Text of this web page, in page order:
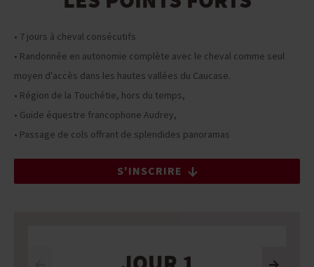
• 7 jours à cheval consécutifs
• Randonnée en autonomie complète avec le cheval comme seul
moyen d'accès dans les hautes vallées du Caucase.
• Région de la Touchétie, hors du temps,
• Guide équestre francophone Audrey,
• Passage de cols offrant de splendides panoramas
S'INSCRIRE